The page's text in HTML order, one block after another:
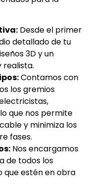
Desde el primer
detallado de tu
3D y un
realista.
Contamos con
los gremios
que nos permite
y minimiza los
fases.
Nos encargamos
de todos los
que estén en obra